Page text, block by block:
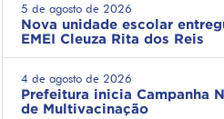
5 de agosto de 2026
Nova unidade escolar
EMEI Cleuza Rita dos Reis
4 de agosto de 2026
Prefeitura inicia Campanha
de Multivacinação